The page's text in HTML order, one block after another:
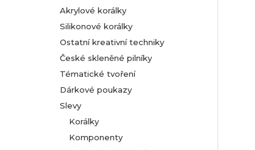
Akrylové korálky
Silikonové korálky
Ostatní kreativní techniky
České skleněné pilníky
Tématické tvoření
Dárkové poukazy
Slevy
Korálky
Komponenty